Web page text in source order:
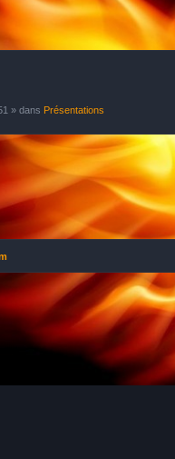
avancée
» dans Présentations